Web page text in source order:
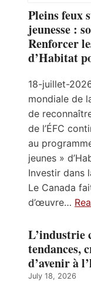
Pleins feux
jeunesse :
Renforcer
d’Habitat
18-juillet-
mondiale de
de
de l’ÉFC
au
jeunes »
Investir dans
Le Canada
d’œuvre…
L’industrie
tendances,
d’avenir à
July 18, 2026